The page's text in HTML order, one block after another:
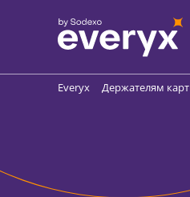
Everyx Держателям карт